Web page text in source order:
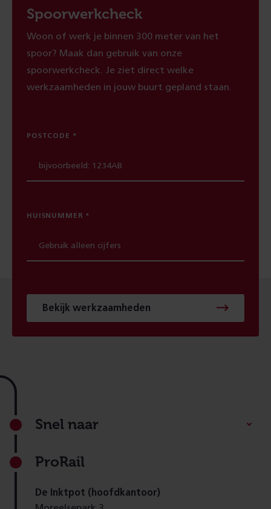
Spoorwerkcheck
Woon of werk je binnen 300 meter van het
spoor? Maak dan gebruik van onze
spoorwerkcheck. Je ziet direct welke
werkzaamheden in jouw buurt gepland staan.
POSTCODE
HUISNUMMER
Bekijk werkzaamheden
Footer
Snel naar
ProRail
De Inktpot (hoofdkantoor)